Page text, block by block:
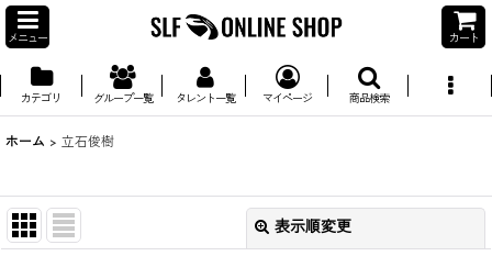
メニュー カート
カテゴリ グループ一覧 タレント一覧 マイページ 商品検索
ホーム > 立石俊樹
表示順変更